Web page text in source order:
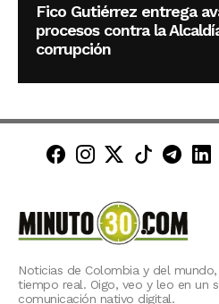
Fico Gutiérrez entrega
procesos contra la
corrupción
Minuto30 en
Minuto30 en
Minuto30
Noticias de Colombia y del
tiempo real. Oigo, veo y leo en un
comunicación nativo digital.